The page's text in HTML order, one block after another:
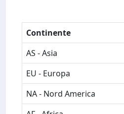
Continente
AS - Asia
EU - Europa
NA - Nord America